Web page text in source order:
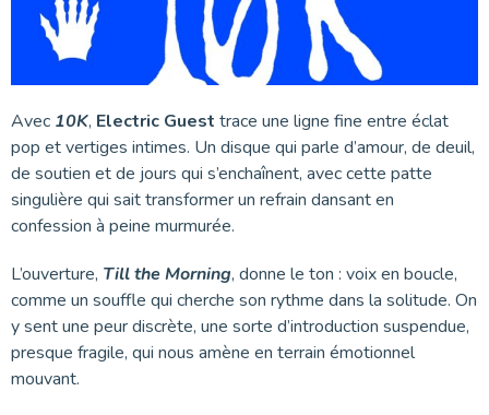
Avec 10K, Electric Guest trace une ligne fine entre éclat
pop et vertiges intimes. Un disque qui parle d’amour, de deuil,
de soutien et de jours qui s’enchaînent, avec cette patte
singulière qui sait transformer un refrain dansant en
confession à peine murmurée.
L’ouverture, Till the Morning, donne le ton : voix en boucle,
comme un souffle qui cherche son rythme dans la solitude. On
y sent une peur discrète, une sorte d’introduction suspendue,
presque fragile, qui nous amène en terrain émotionnel
mouvant.